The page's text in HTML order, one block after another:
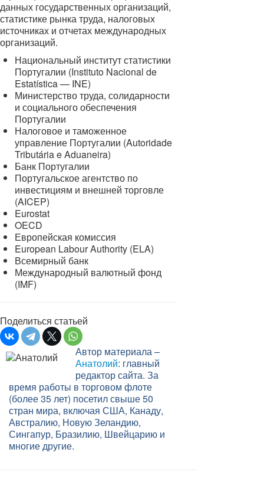
данных государственных организаций,
статистике рынка труда, налоговых
источниках и отчетах международных
организаций.
Национальный институт статистики
Португалии (Instituto Nacional de
Estatística — INE)
Министерство труда, солидарности
и социального обеспечения
Португалии
Налоговое и таможенное
управление Португалии (Autoridade
Tributária e Aduaneira)
Банк Португалии
Португальское агентство по
инвестициям и внешней торговле
(AICEP)
Eurostat
OECD
Европейская комиссия
European Labour Authority (ELA)
Всемирный банк
Международный валютный фонд
(IMF)
Поделиться статьей
Автор материала –
Анатолий: главный
редактор сайта. За
время работы в торговом флоте
(более 35 лет) посетил свыше 50
стран мира, включая США, Канаду,
Австралию, Новую Зеландию,
Сингапур, Бразилию, Швейцарию и
многие другие.